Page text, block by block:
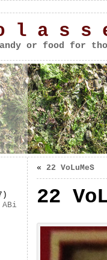
l a s s
or food for
ABi
« 22 VoLuMeS
22